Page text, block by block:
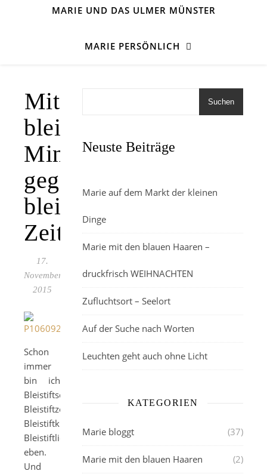
MARIE UND DAS ULMER MÜNSTER
MARIE PERSÖNLICH
Mit
bleierne
Mine
gegen
bleierne
Zeit
17.
November
2015
Schon
immer
bin ich
Bleistiftschreiberin,
Bleistiftzeichnerin,
Bleistiftkritzlerin,
Bleistiftliebhaberin
eben.
Und
Suchen
Neuste Beiträge
Marie auf dem Markt der kleinen
Dinge
Marie mit den blauen Haaren –
druckfrisch WEIHNACHTEN
Zufluchtsort – Seelort
Auf der Suche nach Worten
Leuchten geht auch ohne Licht
KATEGORIEN
Marie bloggt (37)
Marie mit den blauen Haaren (2)